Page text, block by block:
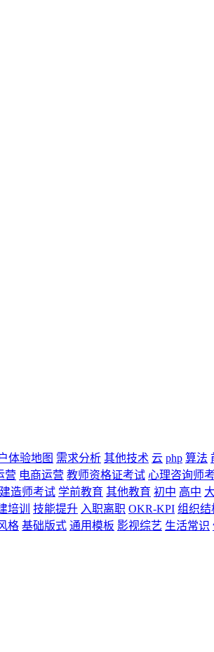
体验地图 需求分析 其他技术 云 php 算法
营 电商运营 教师资格证考试 心理咨询师
建造师考试 学前教育 其他教育 初中 高中
培训 技能提升 入职离职 OKR-KPI 组织结
格 基础版式 通用模板 影视综艺 生活常识